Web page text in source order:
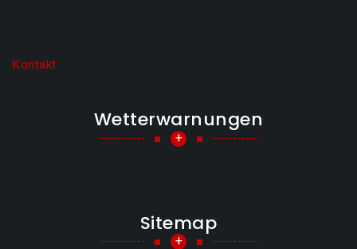
Kontakt
Wetterwarnungen
+
Sitemap
+